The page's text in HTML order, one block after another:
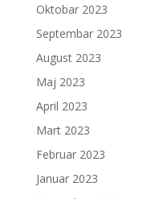
Oktobar 2023
Septembar 2023
August 2023
Maj 2023
April 2023
Mart 2023
Februar 2023
Januar 2023